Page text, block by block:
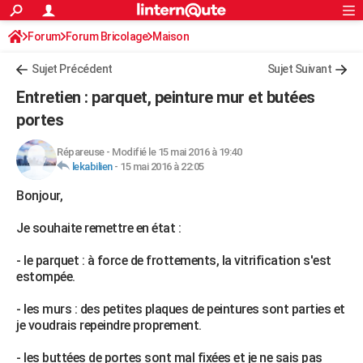
ACTUALITÉS
Politique
Société
Faits Divers
Education
Monde
Villes
+
Programme TV
Streaming
Sorties cinéma
Musique
FINANCE
Retraite
Impôts
Epargne
Immobilier
Risques naturels par ville
Banque
Assurance
Crédit
AUTO
Essais
Réserver un essai
Citadines
Berlines
SUV
Forum auto
HIGH-TECH
Guides de France
Escapades
Patrimoine
Expositions
Musées
Week-end nature
+LIFESTYLE
Art de vivre
Bien-être
Loisirs
Mode
Modes de vie
SANTE
VOYAGE
S'inscrire
Connexion
Forum Forum Bricolage Maison
Sujet Précédent Sujet Suivant
Entretien : parquet, peinture mur et butées
portes
Répareuse- Modifié le 15 mai 2016 à 19:40
lekabilien- 15 mai 2016 à 22:05
Bonjour,
Je souhaite remettre en état :
- le parquet : à force de frottements, la vitrification s'est
estompée.
- les murs : des petites plaques de peintures sont parties et
je voudrais repeindre proprement.
- les buttées de portes sont mal fixées et je ne sais pas